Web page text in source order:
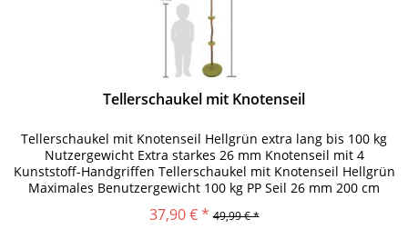
Tellerschaukel mit Knotenseil
Tellerschaukel mit Knotenseil Hellgrün extra lang bis 100 kg
Nutzergewicht Extra starkes 26 mm Knotenseil mit 4
Kunststoff-Handgriffen Tellerschaukel mit Knotenseil Hellgrün
Maximales Benutzergewicht 100 kg PP Seil 26 mm 200 cm
Abmessung...
37,90 € * 49,99 € *